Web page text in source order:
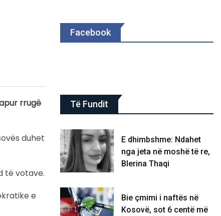
rrugë
duhet
të votave.
e
Facebook
Të Fundit
E dhimbshme: Ndahet
nga jeta në moshë të re,
Blerina Thaqi
Bie çmimi i naftës në
Kosovë, sot 6 centë më